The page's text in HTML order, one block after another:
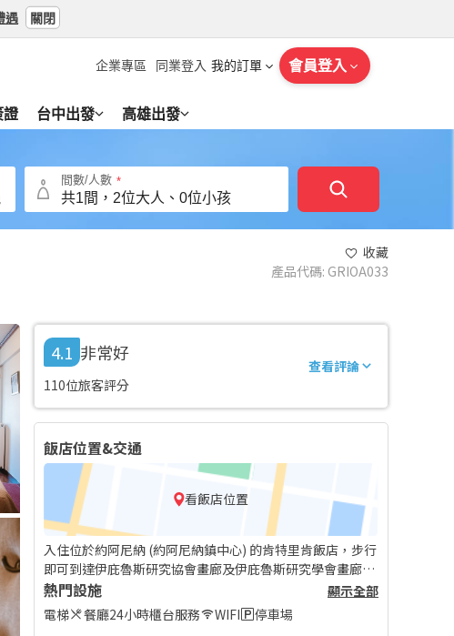
遇 關閉
企業專區 同業登入 我的訂單 會員登入
證 台中出發 高雄出發
間數/人數
收藏
產品代碼: GRIOA033
4.1 非常好
110位旅客評分
查看評論
飯店位置&交通
看飯店位置
入住位於約阿尼納 (約阿尼納鎮中心) 的肯特里肯飯店，步行
即可到達伊庇魯斯研究協會畫廊及伊庇魯斯研究學會畫廊。
此飯店位置絕佳，從這裡開車 0.1 公里 (0.1 英哩) 可以抵達
Zosimaia 圖書館，開車 0.1 公里 (0.1 英哩) 則會到約阿尼納
考古博物館。
熱門設施
顯示全部
電梯
餐廳24小時櫃台服務 WIFI 停車場